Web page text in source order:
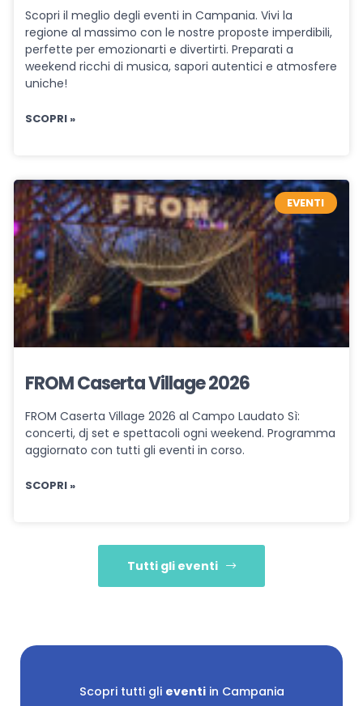
Scopri il meglio degli eventi in Campania. Vivi la
regione al massimo con le nostre proposte imperdibili,
perfette per emozionarti e divertirti. Preparati a
weekend ricchi di musica, sapori autentici e atmosfere
uniche!
SCOPRI »
EVENTI
FROM Caserta Village 2026
FROM Caserta Village 2026 al Campo Laudato Sì:
concerti, dj set e spettacoli ogni weekend. Programma
aggiornato con tutti gli eventi in corso.
SCOPRI »
Tutti gli eventi
Scopri tutti gli eventiin Campania